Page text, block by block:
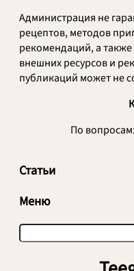
Администрация не
рецептов, методов
рекомендаций, а
внешних ресурсов и
публикаций может не
По вопросам:
Статьи
Меню